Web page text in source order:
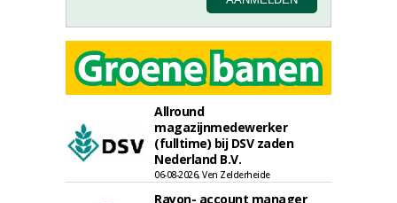
Allround
magazijnmedewerker
(fulltime) bij DSV zaden
Nederland B.V.
06-08-2026, Ven Zelderheide
Rayon- account manager